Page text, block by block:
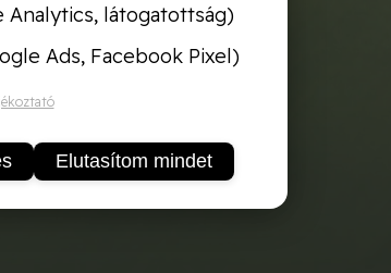
Analytics, látogatottság)
Ads, Facebook Pixel)
Elutasítom mindet